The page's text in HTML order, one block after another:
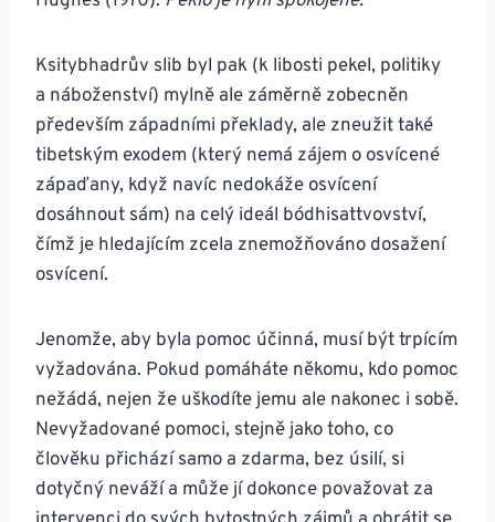
Ksitybhadrův slib byl pak (k libosti pekel, politiky
a náboženství) mylně ale záměrně zobecněn
především západními překlady, ale zneužit také
tibetským exodem (který nemá zájem o osvícené
zápaďany, když navíc nedokáže osvícení
dosáhnout sám) na celý ideál bódhisattvovství,
čímž je hledajícím zcela znemožňováno dosažení
osvícení.
Jenomže, aby byla pomoc účinná, musí být trpícím
vyžadována. Pokud pomáháte někomu, kdo pomoc
nežádá, nejen že uškodíte jemu ale nakonec i sobě.
Nevyžadované pomoci, stejně jako toho, co
člověku přichází samo a zdarma, bez úsilí, si
dotyčný neváží a může jí dokonce považovat za